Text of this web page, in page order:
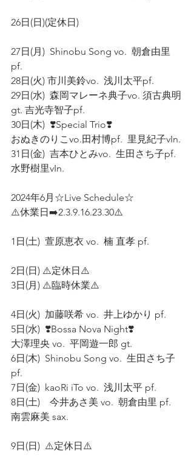
26日(日)(定休日)
27日(月)  Shinobu Song vo.  朝倉由里
pf.
28日(火) 市川美鈴vo.  浅川太平pf.
29日(水)  森岡マレーネ典子vo. 須古典明
gt. 吉光寺智子pf.
30日(木)  ❣️Special Trio❣️
おぬきのりこvo.田村博pf.  里見紀子vIn.
31日(金)  吉本ひとみvo.  生田さち子pf.
水野樹里vIn.
2024年6月☆Live Schedule☆
⚠️休業日➡️2.3.9.16.23.30⚠️
1日(土)  萱原恵衣 vo.  楠 直孝 pf.
2日(日) ⚠️定休日⚠️
3日(月) ⚠️臨時休業⚠️
4日(火)  加藤咲希 vo.  井上ゆかり pf.
5日(水)  ❣️Bossa Nova Night❣️
大澤理央 vo.  平岡遊一郎 gt.
6日(木)  Shinobu Song vo.  生田さち子
pf.
7日(金)  kaoRi iTo vo.  浅川太平 pf.
8日(土)    今井あさ美 vo.  朝倉由里 pf.
南雲麻美 sax.
9日(日)  ⚠️定休日⚠️